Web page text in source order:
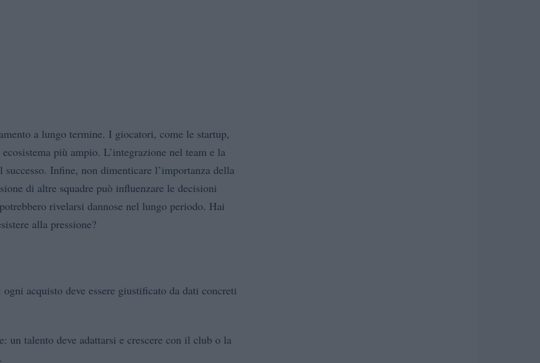
a lungo termine. I giocatori, come le startup,
più ampio. L’integrazione nel team e la
Infine, non dimenticare l’importanza della
di altre squadre può influenzare le decisioni
rivelarsi dannose nel lungo periodo. Hai
alla pressione?
acquisto deve essere giustificato da dati concreti
un talento deve adattarsi e crescere con il club o la